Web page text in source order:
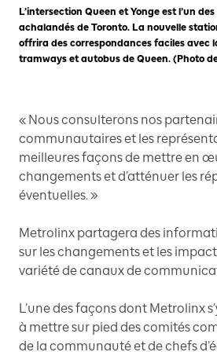
L’intersection Queen et Yonge est l’un
achalandés de Toronto. La nouvelle
offrira des correspondances faciles avec
tramways et autobus de Queen. (Photo
« Nous consulterons nos
communautaires et les
meilleures façons de mettre en
changements et d’atténuer les
éventuelles. »
Metrolinx partagera des
sur les changements et les
variété de canaux de
L’une des façons dont Metrolinx
à mettre sur pied des comités
de la communauté et de chefs